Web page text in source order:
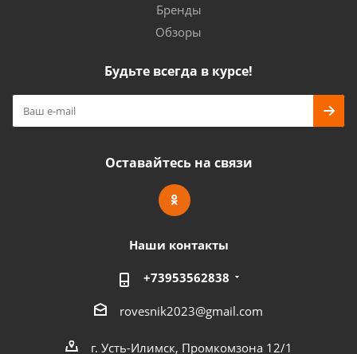
Бренды
Обзоры
Будьте всегда в курсе!
Оставайтесь на связи
Наши контакты
+73953562838
rovesnik2023@gmail.com
г. Усть-Илимск, Промкомзона 12/1